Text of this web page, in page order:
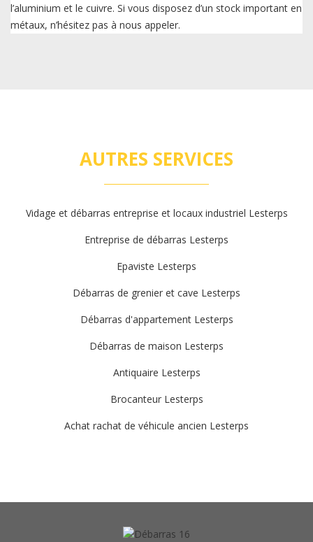
l’aluminium et le cuivre. Si vous disposez d’un stock important en
métaux, n’hésitez pas à nous appeler.
AUTRES SERVICES
Vidage et débarras entreprise et locaux industriel Lesterps
Entreprise de débarras Lesterps
Epaviste Lesterps
Débarras de grenier et cave Lesterps
Débarras d'appartement Lesterps
Débarras de maison Lesterps
Antiquaire Lesterps
Brocanteur Lesterps
Achat rachat de véhicule ancien Lesterps